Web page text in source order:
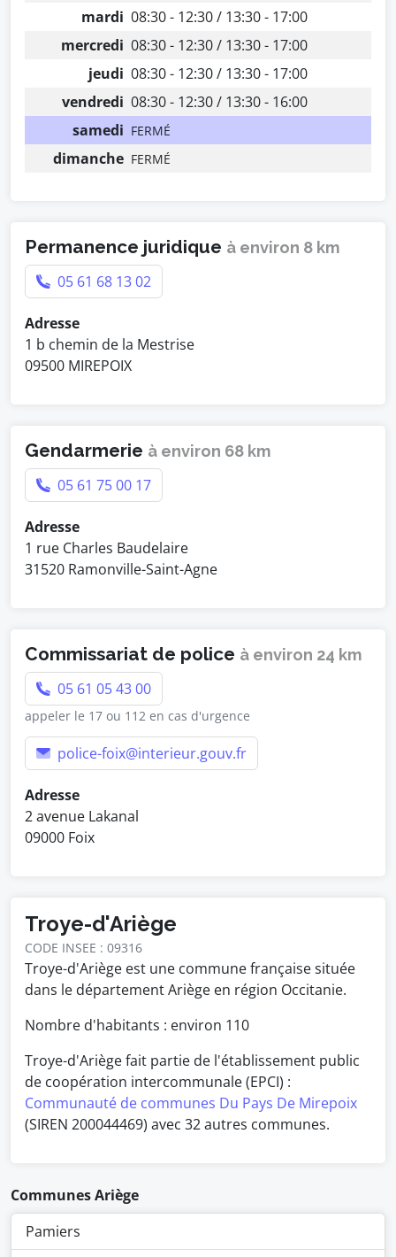
mardi 08:30 - 12:30 / 13:30 - 17:00
mercredi 08:30 - 12:30 / 13:30 - 17:00
jeudi 08:30 - 12:30 / 13:30 - 17:00
vendredi 08:30 - 12:30 / 13:30 - 16:00
samedi FERMÉ
dimanche FERMÉ
Permanence juridique à environ 8 km
05 61 68 13 02
Adresse
1 b chemin de la Mestrise
09500 MIREPOIX
Gendarmerie à environ 68 km
05 61 75 00 17
Adresse
1 rue Charles Baudelaire
31520 Ramonville-Saint-Agne
Commissariat de police à environ 24 km
05 61 05 43 00
appeler le 17 ou 112 en cas d'urgence
police-foix@interieur.gouv.fr
Adresse
2 avenue Lakanal
09000 Foix
Troye-d'Ariège
CODE INSEE : 09316
Troye-d'Ariège est une commune française située
dans le département Ariège en région Occitanie.
Nombre d'habitants : environ 110
Troye-d'Ariège fait partie de l'établissement public
de coopération intercommunale (EPCI) :
Communauté de communes Du Pays De Mirepoix
(SIREN 200044469) avec 32 autres communes.
Communes Ariège
Pamiers